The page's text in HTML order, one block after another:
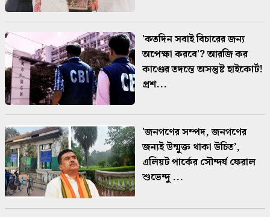
'কতদিন সবাই বিচারের জন্য
অপেক্ষা করবে'? আরজি কর
কাণ্ডের তদন্তে অসন্তুষ্ট হাইকোর্ট!
প্রশ...
'জনগণের সম্পদ, জনগণের
জন্যই উন্মুক্ত থাকা উচিত’,
এলিয়ট পার্কের সৌন্দর্য ফেরাল
শুভেন্দু ...